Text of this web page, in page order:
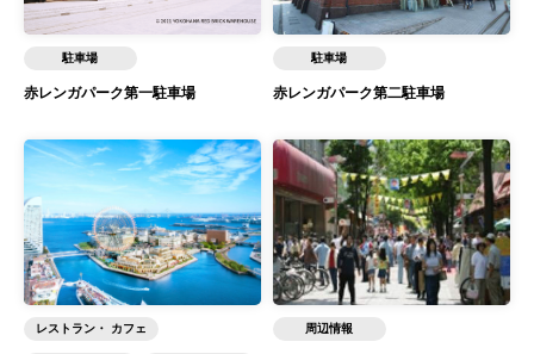
赤レンガパーク第一駐車場
駐車場
赤レンガパーク第二駐車場
駐車場
レストラン・ カフェ 周辺情報